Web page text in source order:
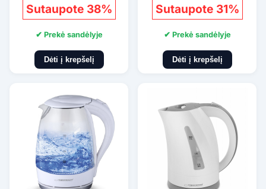
Sutaupote 38%
✔ Prekė sandėlyje
Dėti į krepšelį
Sutaupote 31%
✔ Prekė sandėlyje
Dėti į krepšelį